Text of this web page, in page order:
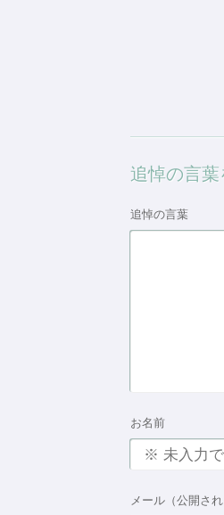
追悼の言葉
追悼の言葉
お名前
メール（公開さ